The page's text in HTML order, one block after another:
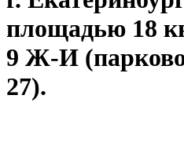
площадью 18
9 Ж-И
27).